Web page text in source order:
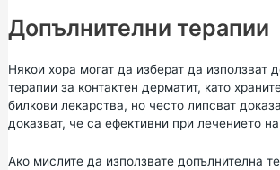
Допълнителни терапии
Някои хора могат да изберат да използват
терапии за контактен дерматит, като
билкови лекарства, но често липсват
доказват, че са ефективни при лечението
Ако мислите да използвате допълнителна